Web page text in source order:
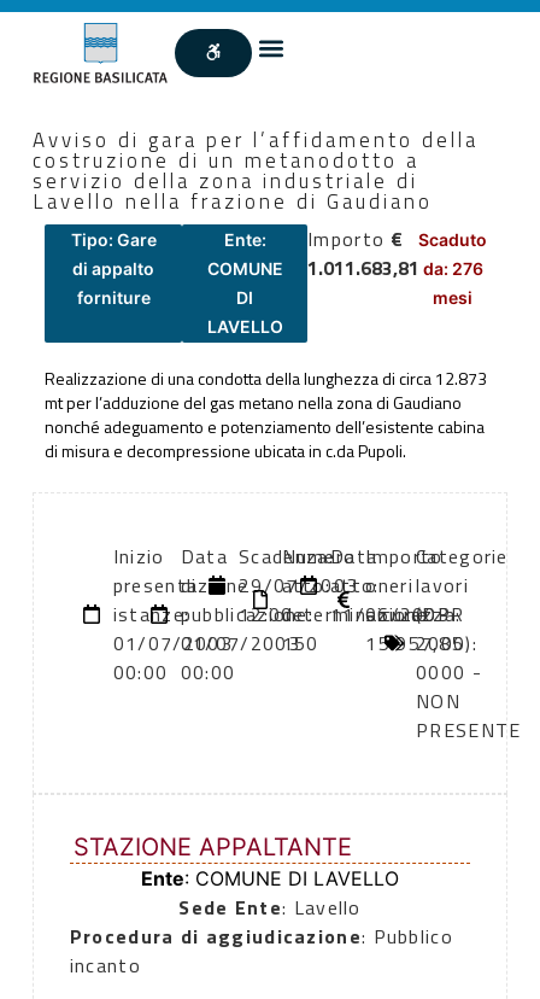
Avviso di gara per l’affidamento della
costruzione di un metanodotto a
servizio della zona industriale di
Lavello nella frazione di Gaudiano
Tipo: Gare
di appalto
forniture
Ente:
COMUNE
DI
LAVELLO
Importo €
1.011.683,81
Scaduto
da: 276
mesi
Realizzazione di una condotta della lunghezza di circa 12.873
mt per l’adduzione del gas metano nella zona di Gaudiano
nonché adeguamento e potenziamento dell’esistente cabina
di misura e decompressione ubicata in c.da Pupoli.
Inizio
presentazione
istanze:
01/07/2003
00:00
Data
di
pubblicazione:
01/07/2003
00:00
Scadenza:
29/07/2003
12:00
Numero
atto:
determinazione
150
Data
atto:
11/06/2003
Importo
oneri
sicurezza:
15.957,85
Categorie
lavori
(DPR
2000):
0000 -
NON
PRESENTE
STAZIONE APPALTANTE
Ente: COMUNE DI LAVELLO
Sede Ente: Lavello
Procedura di aggiudicazione: Pubblico
incanto